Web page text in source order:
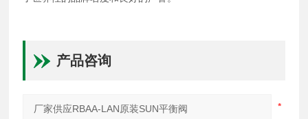
产品咨询